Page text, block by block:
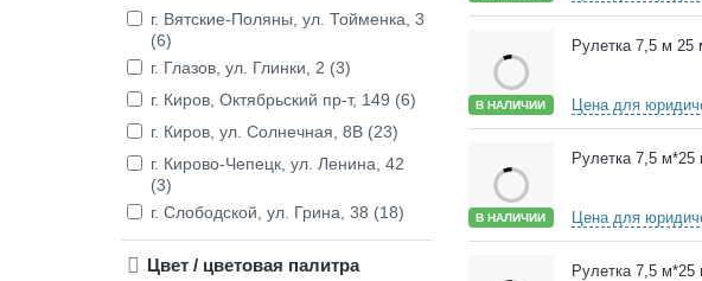
В НАЛИЧИИ
Рулетка 7,5 м 25
Цена для
В НАЛИЧИИ
Рулетка 7,5 м*25
Цена для
Рулетка 7,5
г. Вятские-Поляны, ул. Тойменка, 3
(6)
г. Глазов, ул. Глинки, 2 (3)
г. Киров, Октябрьский пр-т, 149 (6)
г. Киров, ул. Солнечная, 8В (23)
г. Кирово-Чепецк, ул. Ленина, 42
(3)
г. Слободской, ул. Грина, 38 (18)
Цвет / цветовая палитра